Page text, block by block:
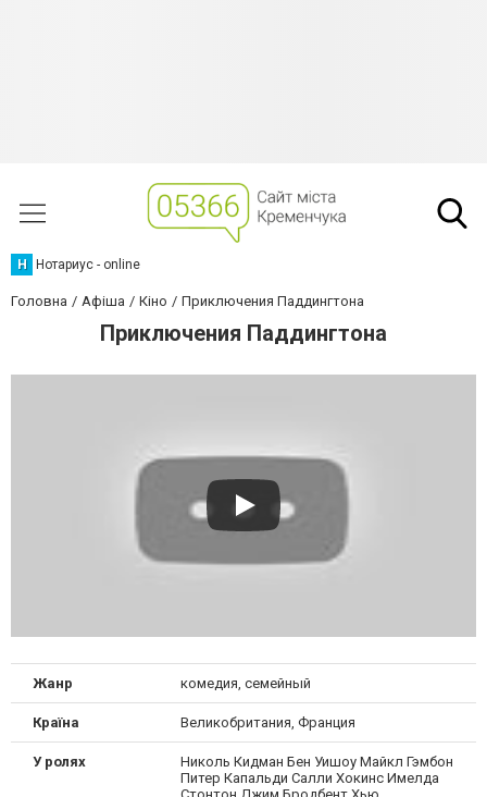
Н Нотариус - online
Головна Афіша Кіно Приключения Паддингтона
Приключения Паддингтона
Жанр комедия, семейный
Країна Великобритания, Франция
У ролях
Николь Кидман Бен Уишоу Майкл Гэмбон
Питер Капальди Салли Хокинс Имелда